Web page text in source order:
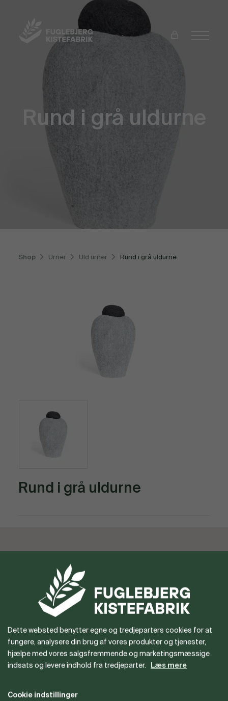
Rund i grå uldurne
Shop Urner Uld urner Rund i grå uldurne
Rund i grå uldurne
Vil du gerne være forhandler
eller har du spørgsmål?
Dette websted benytter egne og tredjeparters cookies for at
fungere, analysere din brug af vores produkter og tjenester,
hjælpe med vores salgsfremmende og marketingsmæssige
indsats og levere indhold fra tredjeparter. Læs mere
Cookie indstillinger